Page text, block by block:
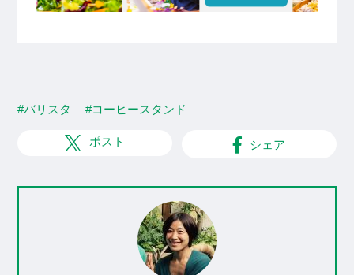
#バリスタ #コーヒースタンド
ポスト シェア